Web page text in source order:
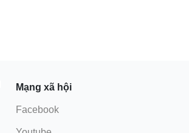
Mạng xã hội
Facebook